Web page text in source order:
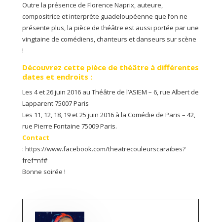
Outre la présence de Florence Naprix, auteure,
compositrice et interprète guadeloupéenne que l’on ne
présente plus, la pièce de théâtre est aussi portée par une
vingtaine de comédiens, chanteurs et danseurs sur scène
!
Découvrez cette pièce de théâtre à différentes
dates et endroits :
Les 4 et 26 juin 2016 au Théâtre de l’ASIEM – 6, rue Albert de
Lapparent 75007 Paris
Les 11, 12, 18, 19 et 25 juin 2016 à la Comédie de Paris – 42,
rue Pierre Fontaine 75009 Paris.
Contact
: https://www.facebook.com/theatrecouleurscaraibes?
fref=nf#
Bonne soirée !